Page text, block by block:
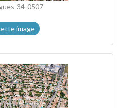
34-0507
image